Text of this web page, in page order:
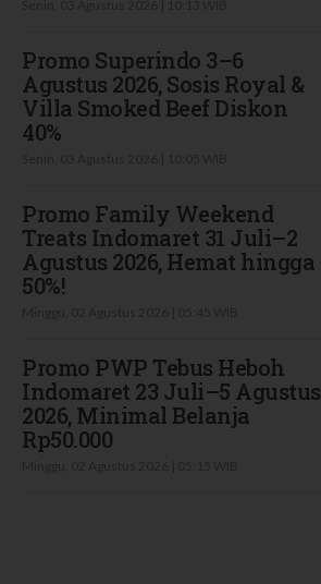
Promo Superindo 3–6
Agustus 2026, Sosis Royal &
Villa Smoked Beef Diskon
40%
Promo Family Weekend
Treats Indomaret 31 Juli–2
Agustus 2026, Hemat hingga
50%!
Promo PWP Tebus Heboh
Indomaret 23 Juli–5 Agustus
2026, Minimal Belanja
Rp50.000